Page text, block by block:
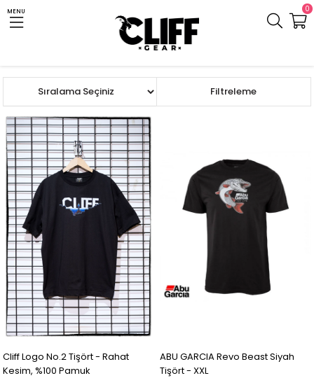
MENU 0
Filtreleme
Sıralama
Cliff Logo No.2 Tişört - Rahat
Kesim, %100 Pamuk
ABU GARCIA Revo Beast Siyah
Tişört - XXL